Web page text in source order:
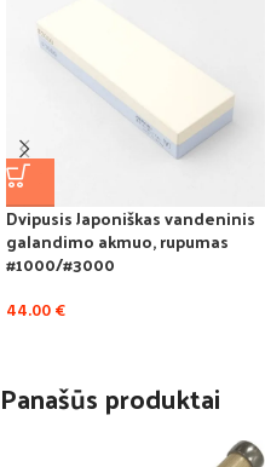
Dvipusis Japoniškas vandeninis
galandimo akmuo, rupumas
#1000/#3000
44.00€
Panašūs produktai